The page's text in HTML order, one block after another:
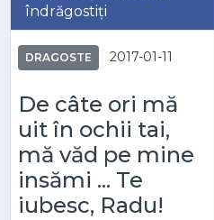
îndrăgostiți
DRAGOSTE 2017-01-11
De câte ori mă
uit în ochii tai,
mă văd pe mine
insămi ... Te
iubesc, Radu!